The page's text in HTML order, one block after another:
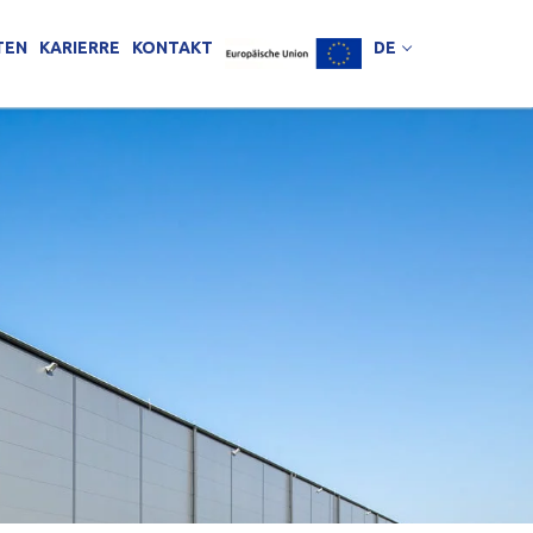
KARIERRE KONTAKT DE